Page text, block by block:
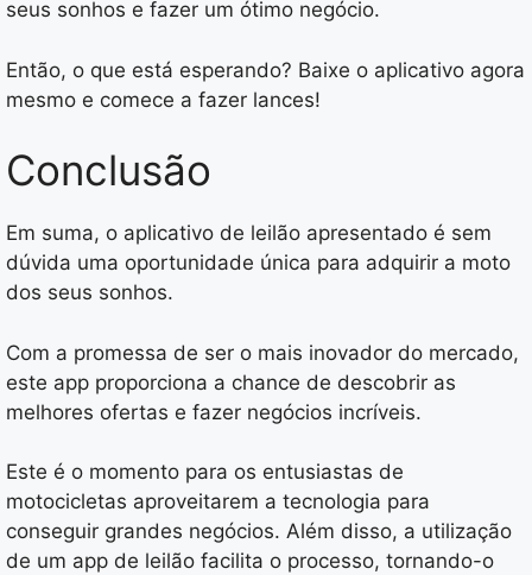
seus sonhos e fazer um ótimo negócio.
Então, o que está esperando? Baixe o aplicativo agora
mesmo e comece a fazer lances!
Conclusão
Em suma, o aplicativo de leilão apresentado é sem
dúvida uma oportunidade única para adquirir a moto
dos seus sonhos.
Com a promessa de ser o mais inovador do mercado,
este app proporciona a chance de descobrir as
melhores ofertas e fazer negócios incríveis.
Este é o momento para os entusiastas de
motocicletas aproveitarem a tecnologia para
conseguir grandes negócios. Além disso, a utilização
de um app de leilão facilita o processo, tornando-o